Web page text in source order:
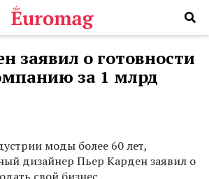
заявил о готовности
за 1 млрд
моды более 60 лет,
дизайнер Пьер Карден заявил о